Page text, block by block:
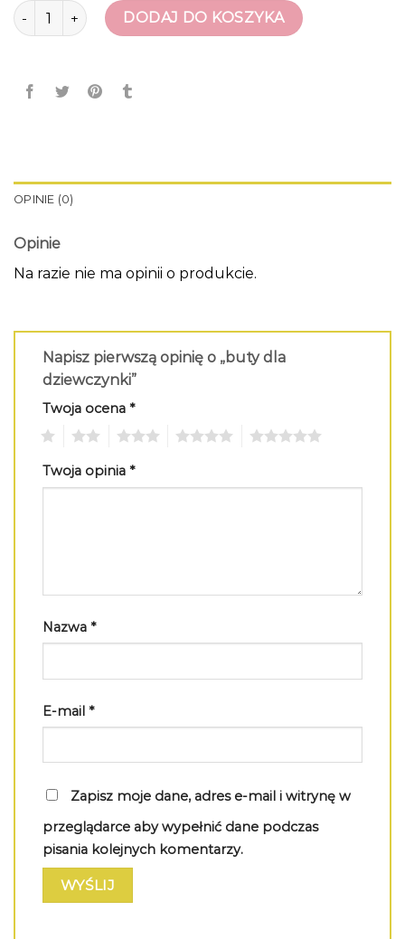
ilość buty dla dziewczynkiDODAJ DO KOSZYKA
OPINIE (0)
Opinie
Na razie nie ma opinii o produkcie.
Napisz pierwszą opinię o „buty dla
dziewczynki”
Twoja ocena *
Twoja opinia *
Nazwa *
E-mail *
Zapisz moje dane, adres e-mail i witrynę w
przeglądarce aby wypełnić dane podczas
pisania kolejnych komentarzy.